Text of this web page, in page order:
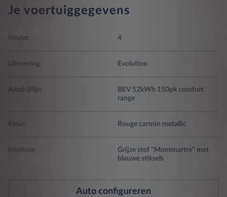
Je voertuiggegevens
Model: 4
Uitvoering: Evolution
Aandrijflijn:
BEV 52kWh 150pk comfort
range
Kleur: Rouge carmin metallic
Interieur:
Grijze stof "Montmartre" met
blauwe stiksels
Auto configureren